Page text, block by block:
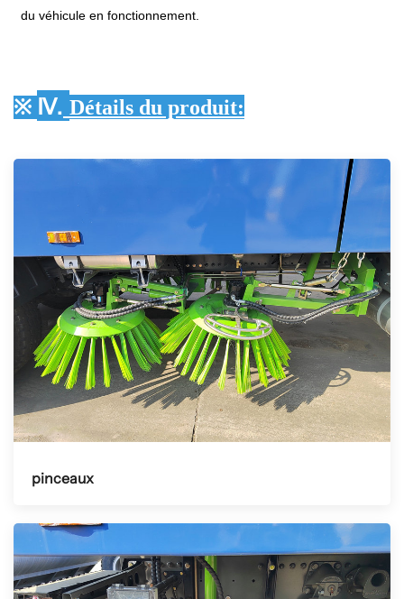
du véhicule en fonctionnement.
※ Ⅳ. Détails du produit:
pinceaux